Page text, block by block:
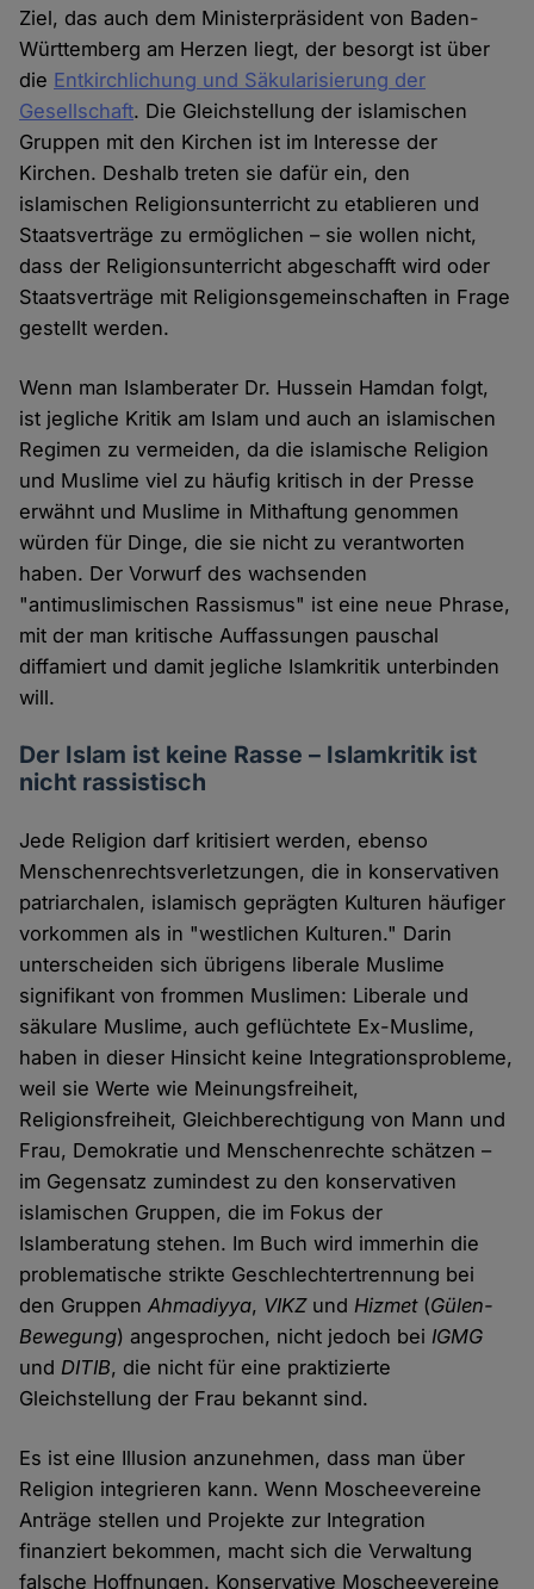
Ziel, das auch dem Ministerpräsident von Baden-
Württemberg am Herzen liegt, der besorgt ist über
die Entkirchlichung und Säkularisierung der
Gesellschaft. Die Gleichstellung der islamischen
Gruppen mit den Kirchen ist im Interesse der
Kirchen. Deshalb treten sie dafür ein, den
islamischen Religionsunterricht zu etablieren und
Staatsverträge zu ermöglichen – sie wollen nicht,
dass der Religionsunterricht abgeschafft wird oder
Staatsverträge mit Religionsgemeinschaften in Frage
gestellt werden.
Wenn man Islamberater Dr. Hussein Hamdan folgt,
ist jegliche Kritik am Islam und auch an islamischen
Regimen zu vermeiden, da die islamische Religion
und Muslime viel zu häufig kritisch in der Presse
erwähnt und Muslime in Mithaftung genommen
würden für Dinge, die sie nicht zu verantworten
haben. Der Vorwurf des wachsenden
"antimuslimischen Rassismus" ist eine neue Phrase,
mit der man kritische Auffassungen pauschal
diffamiert und damit jegliche Islamkritik unterbinden
will.
Der Islam ist keine Rasse – Islamkritik ist
nicht rassistisch
Jede Religion darf kritisiert werden, ebenso
Menschenrechtsverletzungen, die in konservativen
patriarchalen, islamisch geprägten Kulturen häufiger
vorkommen als in "westlichen Kulturen." Darin
unterscheiden sich übrigens liberale Muslime
signifikant von frommen Muslimen: Liberale und
säkulare Muslime, auch geflüchtete Ex-Muslime,
haben in dieser Hinsicht keine Integrationsprobleme,
weil sie Werte wie Meinungsfreiheit,
Religionsfreiheit, Gleichberechtigung von Mann und
Frau, Demokratie und Menschenrechte schätzen –
im Gegensatz zumindest zu den konservativen
islamischen Gruppen, die im Fokus der
Islamberatung stehen. Im Buch wird immerhin die
problematische strikte Geschlechtertrennung bei
den GruppenAhmadiyya, VIKZund Hizmet(Gülen-
Bewegung) angesprochen, nicht jedoch bei IGMG
und DITIB, die nicht für eine praktizierte
Gleichstellung der Frau bekannt sind.
Es ist eine Illusion anzunehmen, dass man über
Religion integrieren kann. Wenn Moscheevereine
Anträge stellen und Projekte zur Integration
finanziert bekommen, macht sich die Verwaltung
falsche Hoffnungen. Konservative Moscheevereine